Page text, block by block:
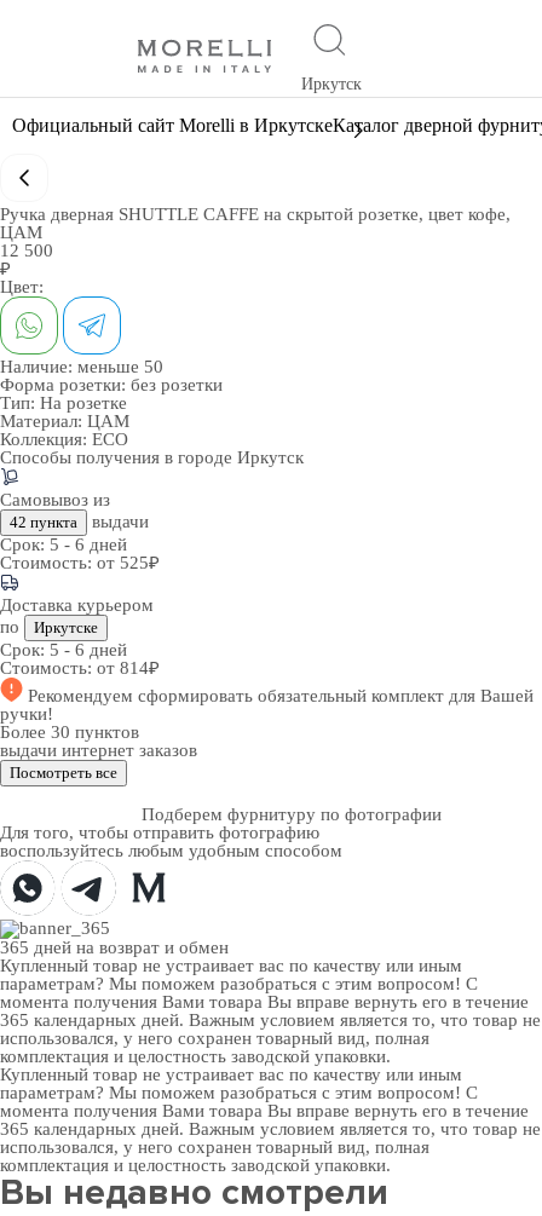
Иркутск
Официальный сайт Morelli в ИркутскеКаталог дверной
Ручка дверная SHUTTLE CAFFE на скрытой розетке, цвет кофе,
ЦАМ
12 500
₽
Цвет:
Наличие: меньше 50
Форма розетки: без розетки
Тип: На розетке
Материал: ЦАМ
Коллекция: ECO
Способы получения в городе Иркутск
Самовывоз из
42 пункта
выдачи
Срок: 5 - 6 дней
Стоимость: от 525₽
Доставка курьером
по
Иркутске
Срок: 5 - 6 дней
Стоимость: от 814₽
Рекомендуем сформировать обязательный комплект для Вашей
ручки!
Более 30 пунктов
выдачи интернет заказов
Посмотреть все
Подберем фурнитуру по фотографии
Для того, чтобы отправить фотографию
воспользуйтесь любым удобным способом
365 дней на возврат и обмен
Купленный товар не устраивает вас по качеству или иным
параметрам? Мы поможем разобраться с этим вопросом! С
момента получения Вами товара Вы вправе вернуть его в течение
365 календарных дней. Важным условием является то, что товар не
использовался, у него сохранен товарный вид, полная
комплектация и целостность заводской упаковки.
Купленный товар не устраивает вас по качеству или иным
параметрам? Мы поможем разобраться с этим вопросом! С
момента получения Вами товара Вы вправе вернуть его в течение
365 календарных дней. Важным условием является то, что товар не
использовался, у него сохранен товарный вид, полная
комплектация и целостность заводской упаковки.
Вы недавно смотрели